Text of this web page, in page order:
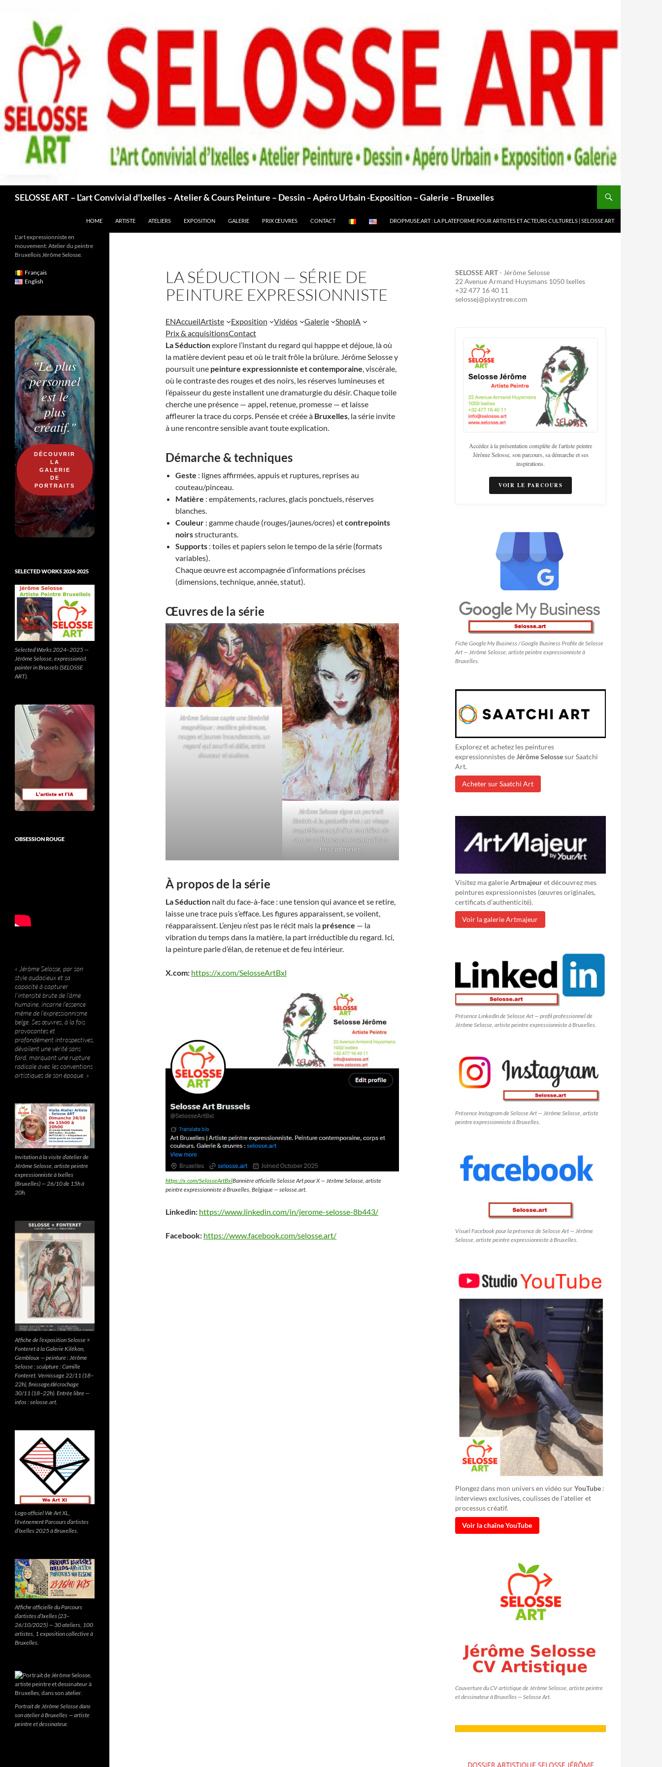
SELOSSE ART – L'art Convivial d'Ixelles – Atelier & Cours Peinture – Dessin – Apéro Urbain -Exposition – Galerie – Bruxelles
HOME ARTISTE ATELIERS EXPOSITION GALERIE PRIX ŒUVRES CONTACT DROPMUSE.ART : LA PLATEFORME POUR ARTISTES ET ACTEURS CULTURELS | SELOSSE ART
LA SÉDUCTION — SÉRIE DE
PEINTURE EXPRESSIONNISTE
ENAccueilArtiste Exposition Vidéos Galerie ShopIA
Prix & acquisitionsContact
La Séductionexplore l’instant du regard qui happpe et déjoue, là où
la matière devient peau et où le trait frôle la brûlure. Jérôme Selosse y
poursuit une peinture expressionniste et contemporaine, viscérale,
où le contraste des rouges et des noirs, les réserves lumineuses et
l’épaisseur du geste installent une dramaturgie du désir. Chaque toile
cherche une présence — appel, retenue, promesse — et laisse
affleurer la trace du corps. Pensée et créée à Bruxelles, la série invite
à une rencontre sensible avant toute explication.
Démarche & techniques
Geste : lignes affirmées, appuis et ruptures, reprises au
couteau/pinceau.
Matière : empâtements, raclures, glacis ponctuels, réserves
blanches.
Couleur : gamme chaude (rouges/jaunes/ocres) etcontrepoints
noirsstructurants.
Supports : toiles et papiers selon le tempo de la série (formats
variables).
Chaque œuvre est accompagnée d’informations précises
(dimensions, technique, année, statut).
Œuvres de la série
Jérôme Selosse capte une féminité
magnétique : matière généreuse,
rouges et jaunes incandescents, un
regard qui sourit et défie, entre
douceur et audace.
Jérôme Selosse signe un portrait
féminin à la gestuelle vive : un visage
magnétique surgit d’un tourbillon de
rouges et d’ocres, entre sensualité et
force intérieure.
À propos de la série
La Séduction naît du face-à-face : une tension qui avance et se retire,
laisse une trace puis s’efface. Les figures apparaissent, se voilent,
réapparaissent. L’enjeu n’est pas le récit mais la présence — la
vibration du temps dans la matière, la part irréductible du regard. Ici,
la peinture parle d’élan, de retenue et de feu intérieur.
X.com: https://x.com/SelosseArtBxl
https://x.com/SelosseArtBxlBannière officielle Selosse Art pour X — Jérôme Selosse, artiste
peintre expressionniste à Bruxelles, Belgique — selosse.art.
Linkedin: https://www.linkedin.com/in/jerome-selosse-8b443/
Facebook: https://www.facebook.com/selosse.art/
SELOSSE ART- Jérôme Selosse
22 Avenue Armand Huysmans 1050 Ixelles
+32 477 16 40 11
selossej@pixystree.com
Accédez à la présentation complète de l'artiste peintre
Jérôme Selosse, son parcours, sa démarche et ses
inspirations.
VOIR LE PARCOURS
Fiche Google My Business / Google Business Profile de Selosse
Art — Jérôme Selosse, artiste peintre expressionniste à
Bruxelles.
Explorez et achetez les peintures
expressionnistes de Jérôme Selossesur Saatchi
Art.
Acheter sur Saatchi Art
Visitez ma galerieArtmajeuret découvrez mes
peintures expressionnistes (œuvres originales,
certificats d’authenticité).
Voir la galerie Artmajeur
Présence LinkedIn de Selosse Art — profil professionnel de
Jérôme Selosse, artiste peintre expressionniste à Bruxelles.
Présence Instagram de Selosse Art — Jérôme Selosse, artiste
peintre expressionniste à Bruxelles.
Visuel Facebook pour la présence de Selosse Art — Jérôme
Selosse, artiste peintre expressionniste à Bruxelles.
Plongez dans mon univers en vidéo surYouTube :
interviews exclusives, coulisses de l'atelier et
processus créatif.
Voir la chaîne YouTube
Couverture du CV artistique de Jérôme Selosse, artiste peintre
et dessinateur à Bruxelles — Selosse Art.
L'art expressionniste en
mouvement: Atelier du peintre
Bruxellois Jérôme Selosse.
Français
English
"Le plus
personnel
est le
plus
créatif."
DÉCOUVRIR
LA
GALERIE
DE
PORTRAITS
SELECTED WORKS 2024-2025
Selected Works 2024–2025 —
Jérôme Selosse, expressionist
painter in Brussels (SELOSSE
ART).
OBSESSION ROUGE
« Jérôme Selosse, par son
style audacieux et sa
capacité à capturer
l’intensité brute de l’âme
humaine, incarne l’essence
même de l’expressionnisme
belge. Ses œuvres, à la fois
provocantes et
profondément introspectives,
dévoilent une vérité sans
fard, marquant une rupture
radicale avec les conventions
artistiques de son époque. »
Invitation à la visite d’atelier de
Jérôme Selosse, artiste peintre
expressionniste à Ixelles
(Bruxelles) — 26/10 de 15h à
20h.
Affiche de l’exposition Selosse ×
Fonteret à la Galerie Kilékon,
Gembloux — peinture : Jérôme
Selosse ; sculpture : Camille
Fonteret. Vernissage 22/11 (18–
22h), finissage/décrochage
30/11 (18–22h). Entrée libre —
infos : selosse.art.
Logo officiel We Art XL,
l’événement Parcours d’artistes
d’Ixelles 2025 à Bruxelles.
Affiche officielle du Parcours
d’artistes d’Ixelles (23–
26/10/2025) — 30 ateliers, 100
artistes, 1 exposition collective à
Bruxelles.
Portrait de Jérôme Selosse dans
son atelier à Bruxelles — artiste
peintre et dessinateur.